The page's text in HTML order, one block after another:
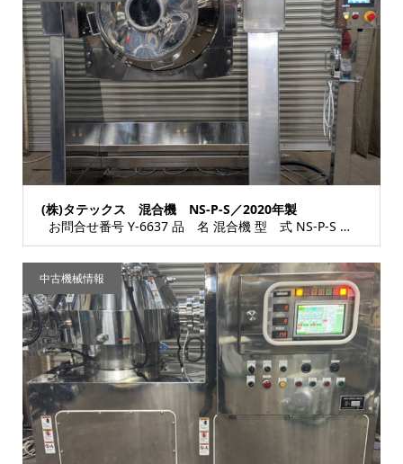
(株)タテックス 混合機 NS-P-S／2020年製
お問合せ番号 Y-6637 品 名 混合機 型 式 NS-P-S 種 類 食品加工機器...
中古機械情報